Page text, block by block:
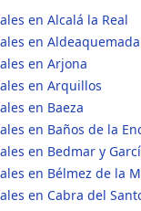
en Alcalá la Real
en Aldeaquemada
en Arjona
en Arquillos
en Baeza
en Baños de la
en Bedmar y
en Bélmez de la
en Cabra del